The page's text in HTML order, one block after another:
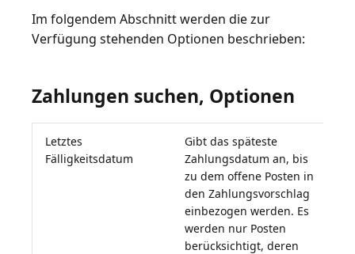
Im folgendem Abschnitt werden die zur
Zahlungen suchen, Optionen
Letztes
Fälligkeitsdatum
Gibt das späteste
Zahlungsdatum an, bis
zu dem offene Posten in
den Zahlungsvorschlag
einbezogen werden. Es
werden nur Posten
berücksichtigt, deren